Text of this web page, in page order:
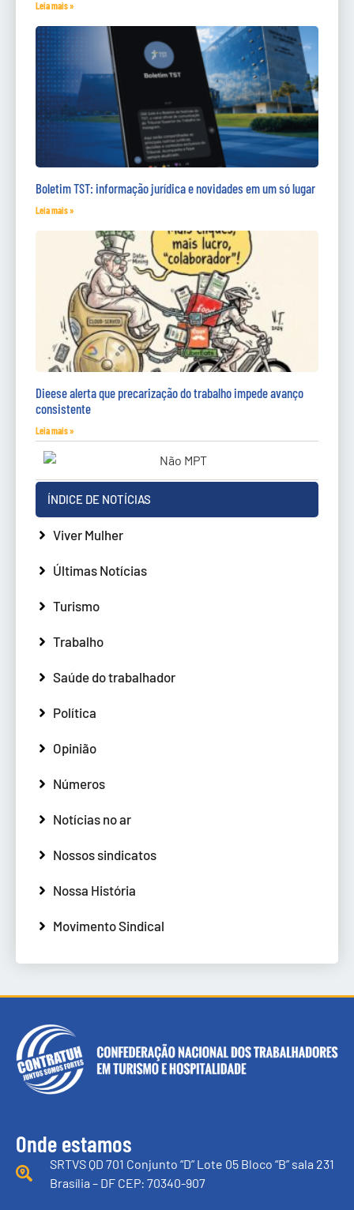
Leia mais »
Boletim TST: informação jurídica e novidades em um só lugar
Leia mais »
Dieese alerta que precarização do trabalho impede avanço
consistente
Leia mais »
ÍNDICE DE NOTÍCIAS
Viver Mulher
Últimas Notícias
Turismo
Trabalho
Saúde do trabalhador
Política
Opinião
Números
Notícias no ar
Nossos sindicatos
Nossa História
Movimento Sindical
Onde estamos
SRTVS QD 701 Conjunto “D” Lote 05 Bloco “B” sala 231
Brasília – DF CEP: 70340-907